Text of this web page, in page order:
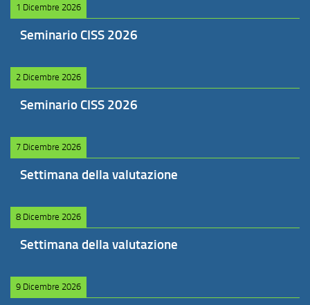
1 Dicembre 2026
Seminario CISS 2026
2 Dicembre 2026
Seminario CISS 2026
7 Dicembre 2026
Settimana della valutazione
8 Dicembre 2026
Settimana della valutazione
9 Dicembre 2026